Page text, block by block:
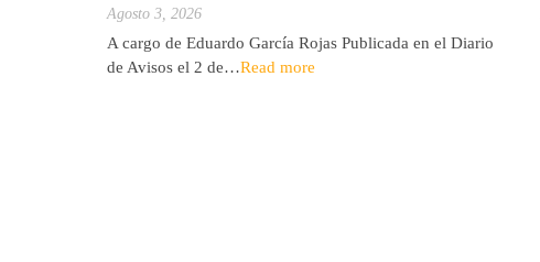
Agosto 3, 2026
A cargo de Eduardo García Rojas Publicada en el Diario
de Avisos el 2 de…Read more